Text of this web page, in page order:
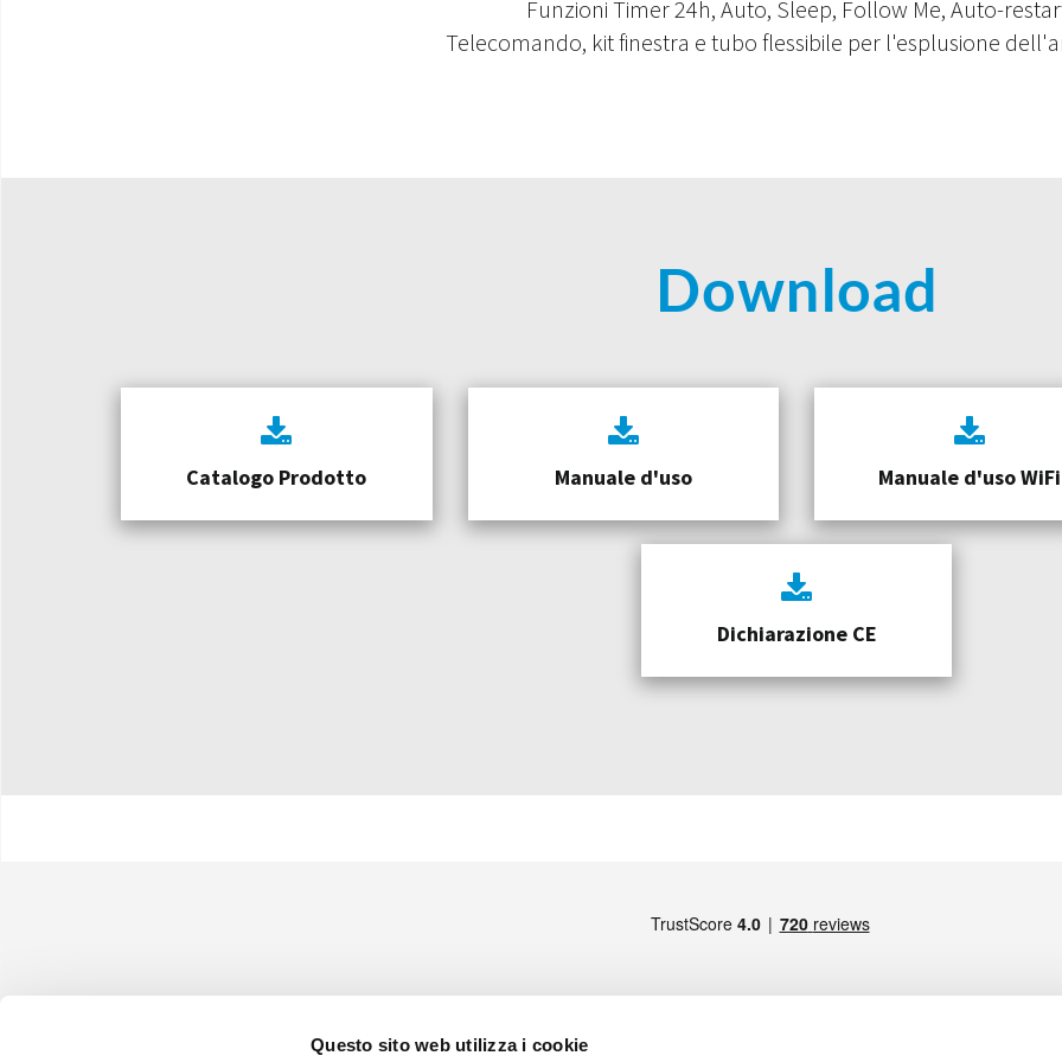
Questo sito web utilizza i cookie
Funzioni Timer 24h, Auto, Sleep, Follow Me, Auto-
Telecomando, kit finestra e tubo flessibile per l'esplusione
Download
Catalogo Prodotto Manuale d'uso Manuale d'uso WiFi
Dichiarazione CE